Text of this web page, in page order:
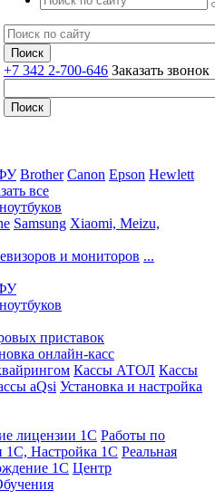
+7 342 2-700-646 Заказать звонок
Brother Canon Epson Hewlett
все
Samsung Xiaomi, Meizu,
и мониторов ...
приставок
онлайн-касс
Кассы АТОЛ Кассы
aQsi Установка и настройка
лицензии 1С Работы по
1С, Настройка 1С Реальная
1С Центр